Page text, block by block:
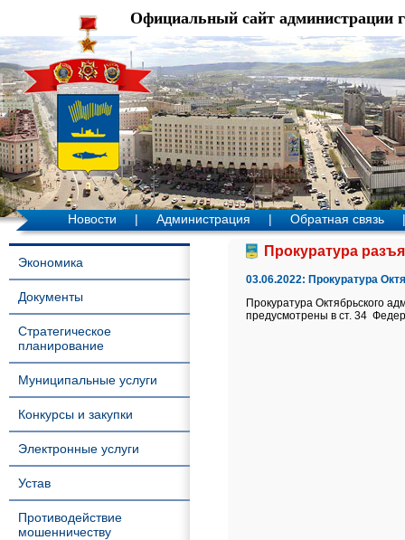
Официальный сайт администрации
Новости | Администрация | Обратная связь |
Экономика
Документы
Стратегическое
планирование
Муниципальные услуги
Конкурсы и закупки
Электронные услуги
Устав
Противодействие
мошенничеству
Прокуратура
03.06.2022: Прокуратура
Прокуратура Октябрьского
предусмотрены в ст. 34